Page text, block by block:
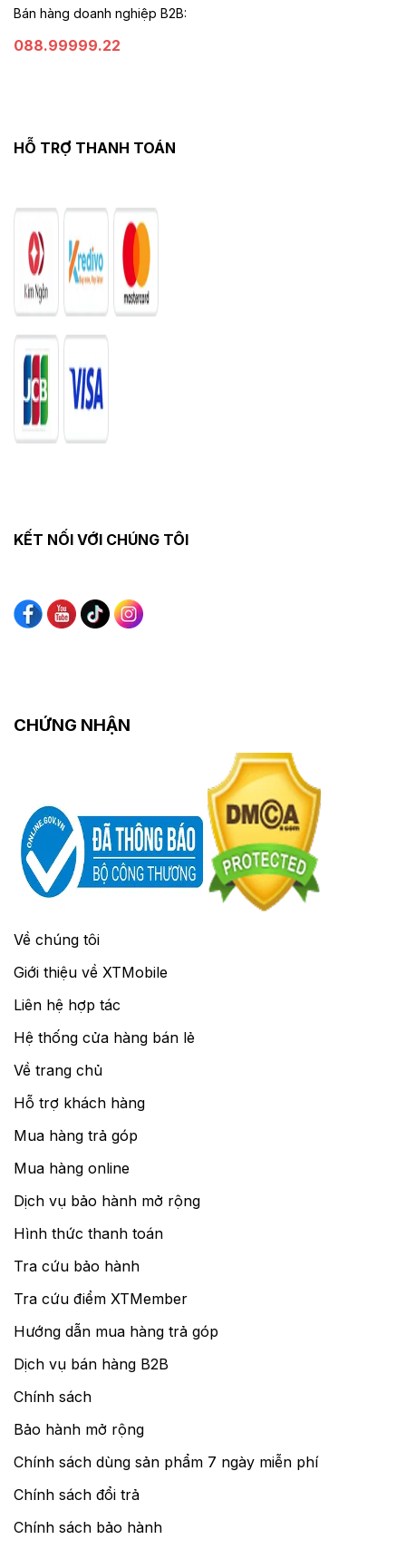
Bán hàng doanh nghiệp B2B:
088.99999.22
HỖ TRỢ THANH TOÁN
KẾT NỐI VỚI CHÚNG TÔI
CHỨNG NHẬN
Về chúng tôi
Giới thiệu về XTMobile
Liên hệ hợp tác
Hệ thống cửa hàng bán lẻ
Về trang chủ
Hỗ trợ khách hàng
Mua hàng trả góp
Mua hàng online
Dịch vụ bảo hành mở rộng
Hình thức thanh toán
Tra cứu bảo hành
Tra cứu điểm XTMember
Hướng dẫn mua hàng trả góp
Dịch vụ bán hàng B2B
Chính sách
Bảo hành mở rộng
Chính sách dùng sản phẩm 7 ngày miễn phí
Chính sách đổi trả
Chính sách bảo hành